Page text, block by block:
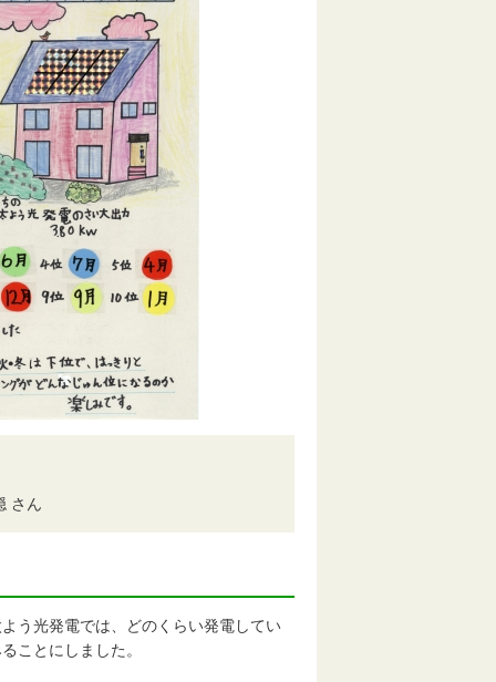
さん
う光発電では、どのくらい発電してい
ことにしました。